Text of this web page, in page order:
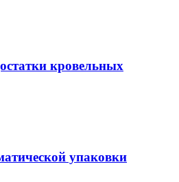
кровельных
упаковки